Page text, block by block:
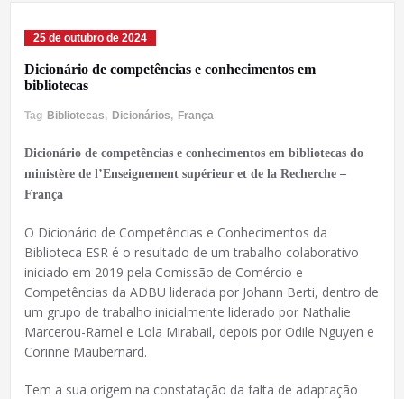
25 de outubro de 2024
Dicionário de competências e conhecimentos em
bibliotecas
Tag Bibliotecas, Dicionários, França
Dicionário de competências e conhecimentos em bibliotecas do
ministère de l’Enseignement supérieur et de la Recherche –
França
O Dicionário de Competências e Conhecimentos da
Biblioteca ESR é o resultado de um trabalho colaborativo
iniciado em 2019 pela Comissão de Comércio e
Competências da ADBU liderada por Johann Berti, dentro de
um grupo de trabalho inicialmente liderado por Nathalie
Marcerou-Ramel e Lola Mirabail, depois por Odile Nguyen e
Corinne Maubernard.
Tem a sua origem na constatação da falta de adaptação